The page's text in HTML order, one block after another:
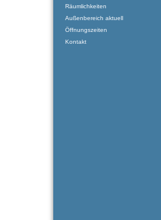
Räumlichkeiten
Außenbereich aktuell
Öffnungszeiten
Kontakt